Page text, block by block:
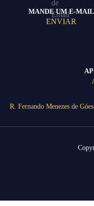
MANDE UM E-MAIL
ENVIAR
R. Fernando Menezes de